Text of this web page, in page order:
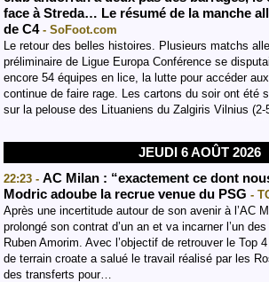
face à Streda… Le résumé de la manche
de C4 - SoFoot.com
Le retour des belles histoires. Plusieurs matchs
préliminaire de Ligue Europa Conférence se
encore 54 équipes en lice, la lutte pour accéder
continue de faire rage. Les cartons du soir ont été
sur la pelouse des Lituaniens du Zalgiris Vilnius
JEUDI 6 AOÛT 2026
22:23 - AC Milan : “exactement ce dont
Modric adoube la recrue venue du PSG -
Après une incertitude autour de son avenir à l’AC
prolongé son contrat d’un an et va incarner l’un
Ruben Amorim. Avec l’objectif de retrouver le Top
de terrain croate a salué le travail réalisé par les
des transferts pour…